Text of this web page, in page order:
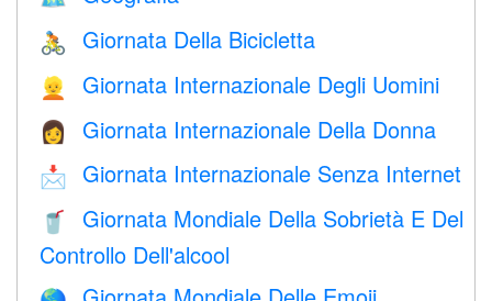
🚴 Giornata Della Bicicletta
👱 Giornata Internazionale Degli Uomini
👩 Giornata Internazionale Della Donna
📩 Giornata Internazionale Senza Internet
🥤
Giornata Mondiale Della Sobrietà E Del
Controllo Dell'alcool